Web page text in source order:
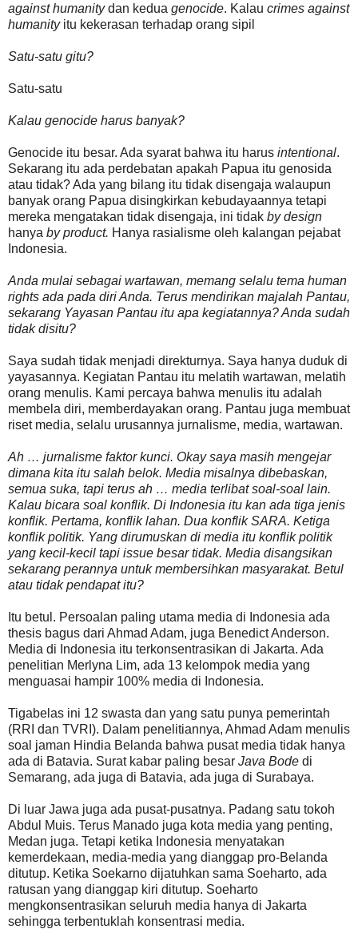
against humanitydan kedua genocide. Kalau crimes against
humanityitu kekerasan terhadap orang sipil
Satu-satu gitu?
Satu-satu
Kalau genocide harus banyak?
Genocide itu besar. Ada syarat bahwa itu harus intentional.
Sekarang itu ada perdebatan apakah Papua itu genosida
atau tidak? Ada yang bilang itu tidak disengaja walaupun
banyak orang Papua disingkirkan kebudayaannya tetapi
mereka mengatakan tidak disengaja, ini tidak by design
hanya by product. Hanya rasialisme oleh kalangan pejabat
Indonesia.
Anda mulai sebagai wartawan, memang selalu tema human
rights ada pada diri Anda. Terus mendirikan majalah Pantau,
sekarang Yayasan Pantau itu apa kegiatannya? Anda sudah
tidak disitu?
Saya sudah tidak menjadi direkturnya. Saya hanya duduk di
yayasannya. Kegiatan Pantau itu melatih wartawan, melatih
orang menulis. Kami percaya bahwa menulis itu adalah
membela diri, memberdayakan orang. Pantau juga membuat
riset media, selalu urusannya jurnalisme, media, wartawan.
Ah … jurnalisme faktor kunci. Okay saya masih mengejar
dimana kita itu salah belok. Media misalnya dibebaskan,
semua suka, tapi terus ah … media terlibat soal-soal lain.
Kalau bicara soal konflik. Di Indonesia itu kan ada tiga jenis
konflik. Pertama, konflik lahan. Dua konflik SARA. Ketiga
konflik politik. Yang dirumuskan di media itu konflik politik
yang kecil-kecil tapi issue besar tidak. Media disangsikan
sekarang perannya untuk membersihkan masyarakat. Betul
atau tidak pendapat itu?
Itu betul. Persoalan paling utama media di Indonesia ada
thesis bagus dari Ahmad Adam, juga Benedict Anderson.
Media di Indonesia itu terkonsentrasikan di Jakarta. Ada
penelitian Merlyna Lim, ada 13 kelompok media yang
menguasai hampir 100% media di Indonesia.
Tigabelas ini 12 swasta dan yang satu punya pemerintah
(RRI dan TVRI). Dalam penelitiannya, Ahmad Adam menulis
soal jaman Hindia Belanda bahwa pusat media tidak hanya
ada di Batavia. Surat kabar paling besar Java Bode di
Semarang, ada juga di Batavia, ada juga di Surabaya.
Di luar Jawa juga ada pusat-pusatnya. Padang satu tokoh
Abdul Muis. Terus Manado juga kota media yang penting,
Medan juga. Tetapi ketika Indonesia menyatakan
kemerdekaan, media-media yang dianggap pro-Belanda
ditutup. Ketika Soekarno dijatuhkan sama Soeharto, ada
ratusan yang dianggap kiri ditutup. Soeharto
mengkonsentrasikan seluruh media hanya di Jakarta
sehingga terbentuklah konsentrasi media.